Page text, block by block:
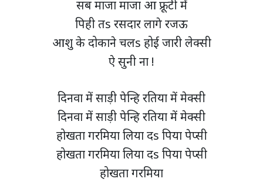
सब माजा माजा आ फ्रूटी में
पिही तs रसदार लागे रजऊ
आशु के दोकाने चलs होई जारी लेक्सी
ऐ सुनी ना !
दिनवा में साड़ी पेन्हि रतिया में मेक्सी
दिनवा में साड़ी पेन्हि रतिया में मेक्सी
होखता गरमिया लिया दs पिया पेप्सी
होखता गरमिया लिया दs पिया पेप्सी
होखता गरमिया